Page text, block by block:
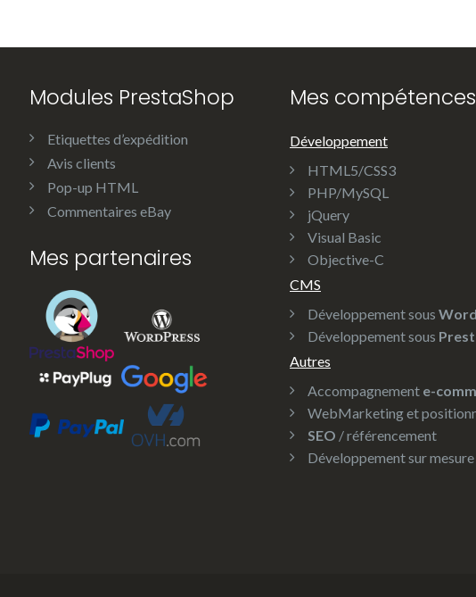
Modules PrestaShop
Etiquettes d’expédition
Avis clients
Pop-up HTML
Commentaires eBay
Mes partenaires
Mes compétences
Développement
HTML5/CSS3
PHP/MySQL
jQuery
Visual Basic
Objective-C
CMS
Développement sous
Développement sous
Autres
Accompagnement e-
WebMarketing et
SEO / référencement
Développement sur mesure